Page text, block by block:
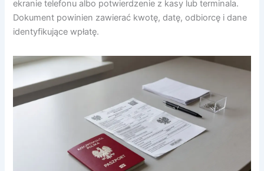
ekranie telefonu albo potwierdzenie z kasy lub terminala.
Dokument powinien zawierać kwotę, datę, odbiorcę i dane
identyfikujące wpłatę.